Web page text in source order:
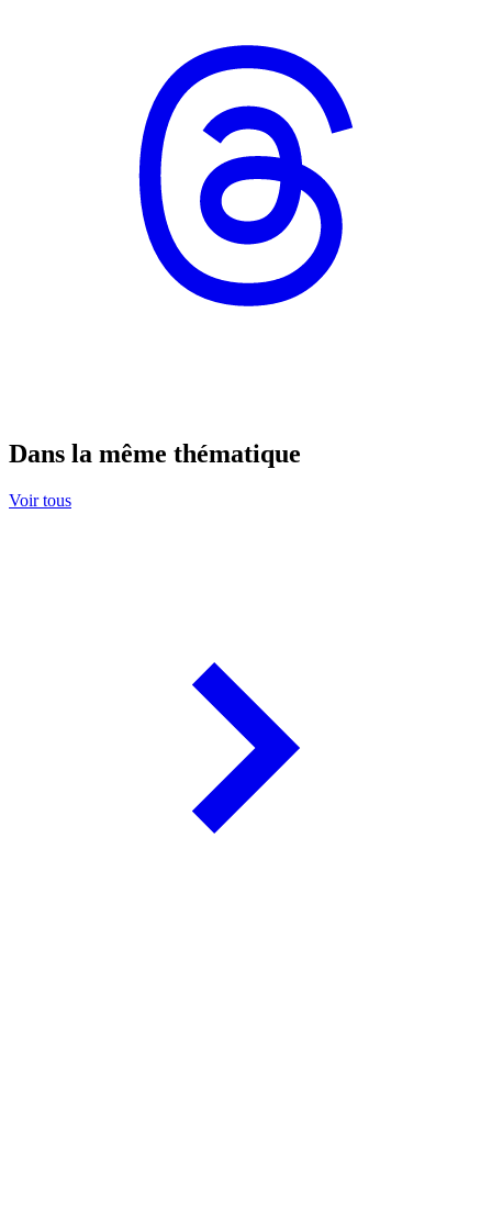
Dans la même thématique
Voir tous